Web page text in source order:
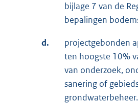
bijlage 7 van de
bepalingen
d.
projectgebonden
ten hoogste 10%
van onderzoek,
sanering of
grondwaterbeheer.